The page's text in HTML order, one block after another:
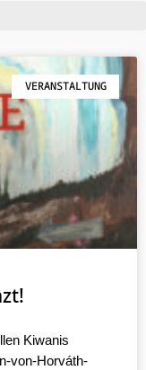
VERANSTALTUNG
Kiwanis
von-Horváth-